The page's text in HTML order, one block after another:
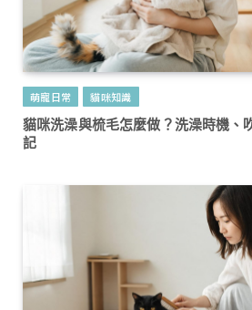
萌寵日常
貓咪知識
貓咪洗澡與梳毛怎麼做？洗澡時機、
記